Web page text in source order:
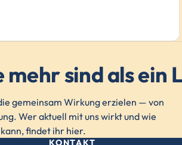
sind als ein
gemeinsam Wirkung erzielen — von
Wer aktuell mit uns wirkt und wie
findet ihr hier.
KONTAKT